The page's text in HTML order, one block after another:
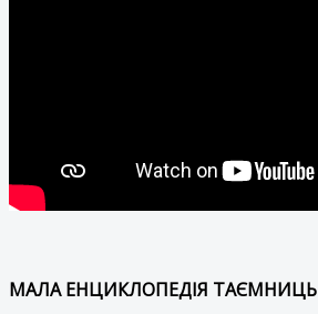
МАЛА ЕНЦИКЛОПЕДІЯ ТАЄМНИЦЬ